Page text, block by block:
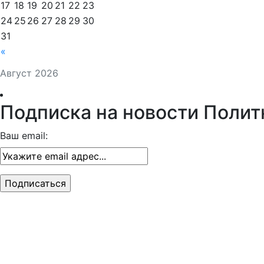
Август 2026
«
17 18 19 20 21 22 23
24 25 26 27 28 29 30
31
Подписка на новости
Ваш email: